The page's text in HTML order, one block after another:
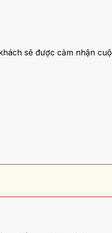
sẽ được cảm nhận